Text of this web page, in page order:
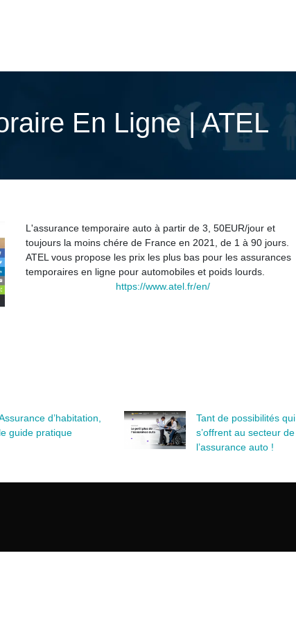
En Ligne | ATEL
L'assurance temporaire auto à partir de 3, 50EUR/jour et
toujours la moins chére de France en 2021, de 1 à 90 jours.
ATEL vous propose les prix les plus bas pour les assurances
temporaires en ligne pour automobiles et poids lourds.
https://www.atel.fr/en/
d’habitation,
le guide pratique
Tant de possibilités qui
s’offrent au secteur de
l’assurance auto !